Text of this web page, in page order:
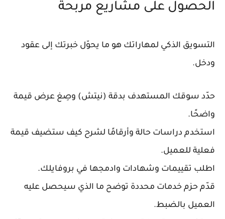
الحصول على مشاريع مربحة
التسويق الذكي لمهاراتك هو ما يحوّل خبرتك إلى عقود
ودخل.
حدّد سوقك المستهدف بدقة (نيتش) وصِغ عرض قيمة
واضحًا.
استخدم دراسات حالة وأرقامًا لشرح كيف ستضيف قيمة
فعلية للعميل.
اطلب تقييمات وشهادات وادمجها في بروفايلك.
قدّم حزم خدمات محددة توضح ما الذي سيحصل عليه
العميل بالضبط.